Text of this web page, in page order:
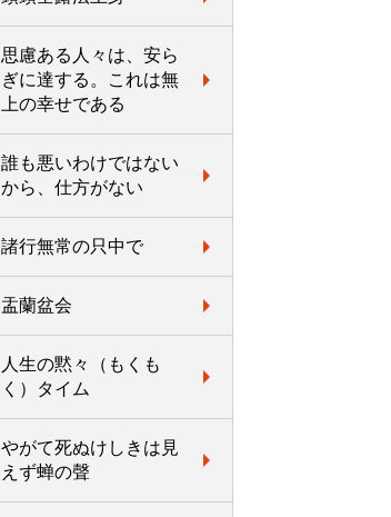
思慮ある人々は、安ら
ぎに達する。これは無
上の幸せである
誰も悪いわけではない
から、仕方がない
諸行無常の只中で
盂蘭盆会
人生の黙々（もくも
く）タイム
やがて死ぬけしきは見
えず蝉の聲